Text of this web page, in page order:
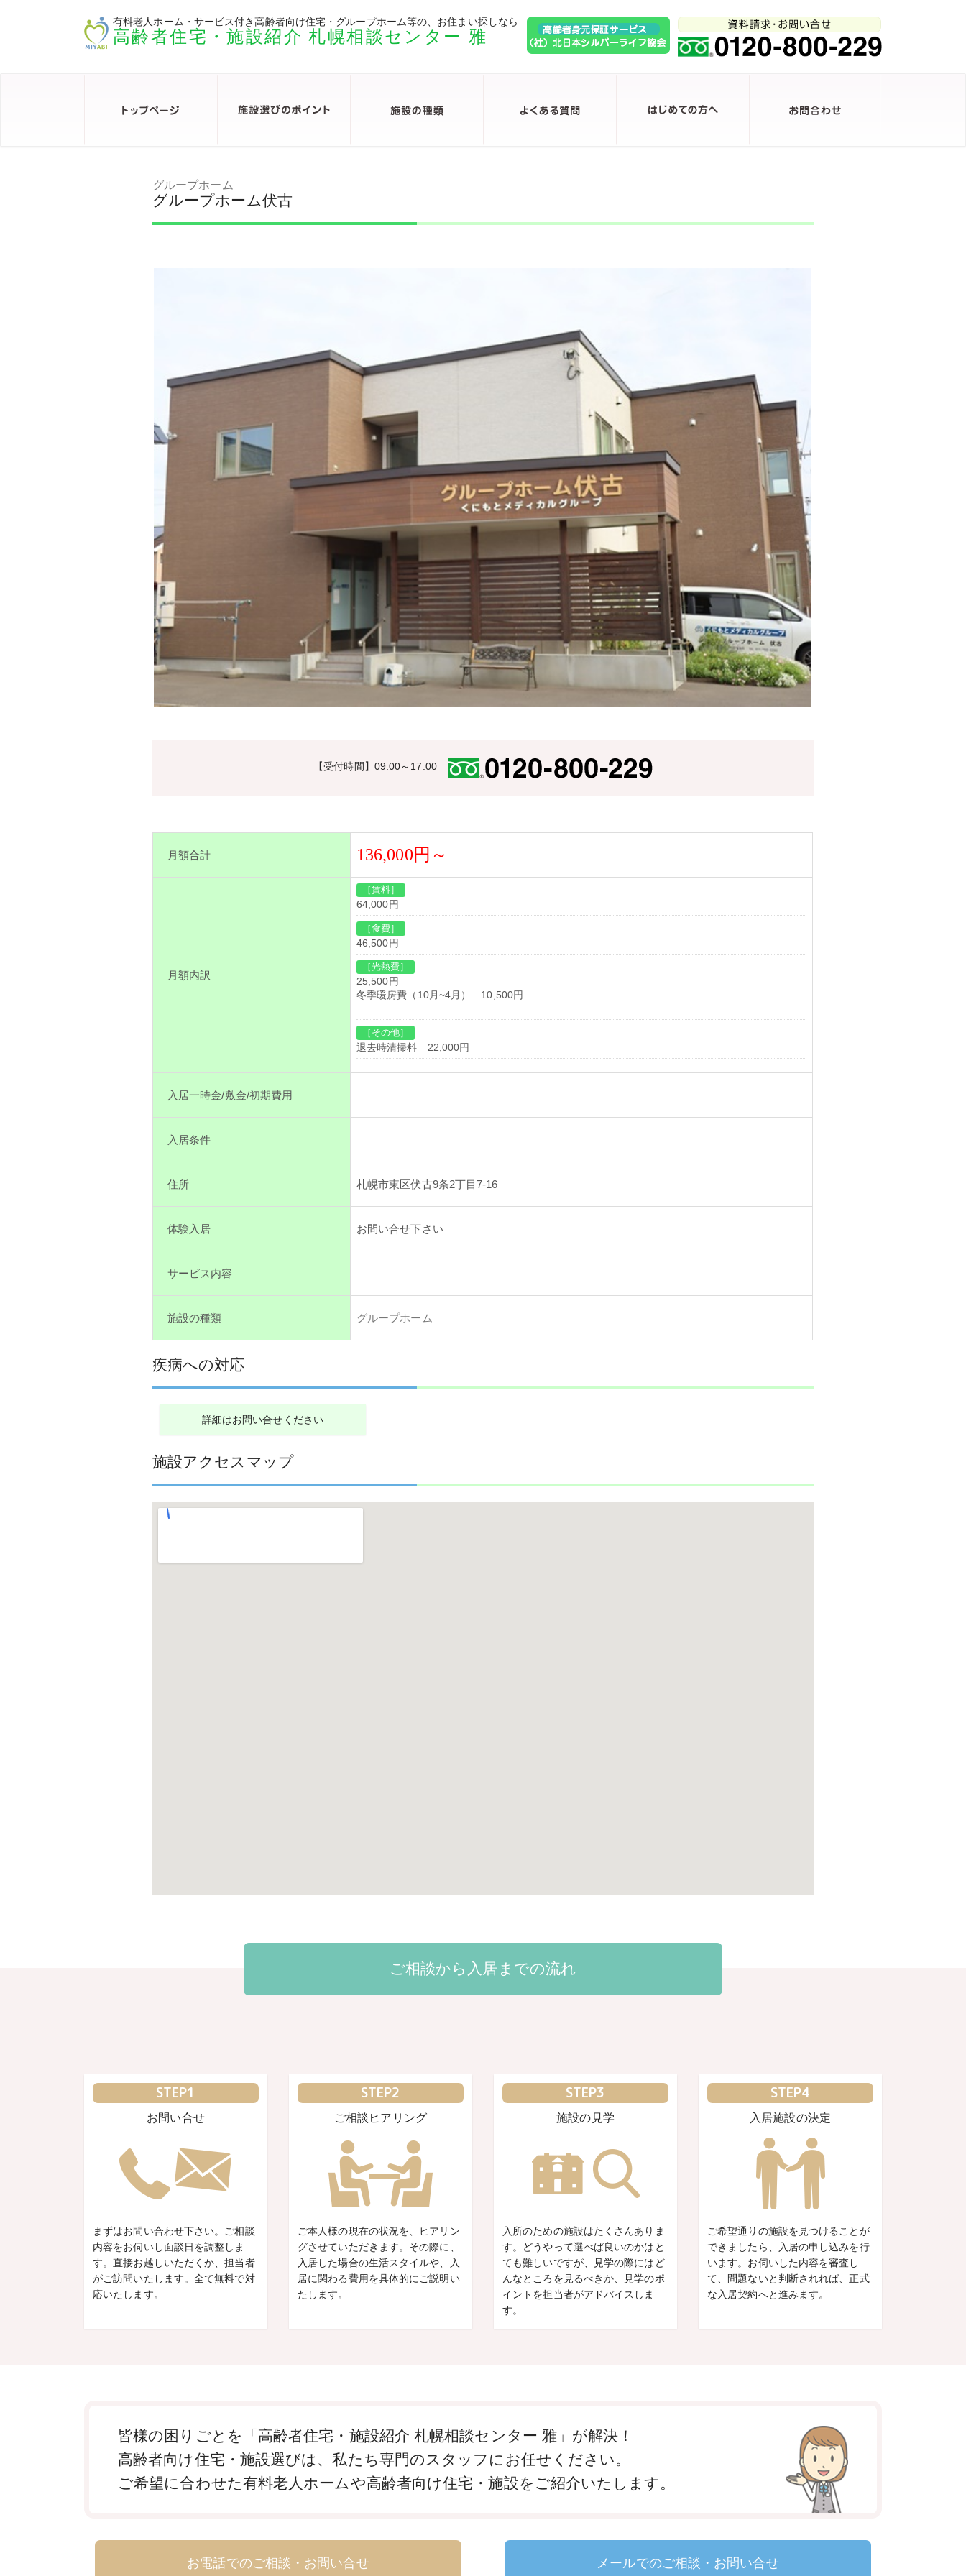
有料老人ホーム・サービス付き高齢者向け住宅・グループホーム等の、お住まい探しなら
高齢者住宅・施設紹介 札幌相談センター 雅
グループホーム
グループホーム伏古
【受付時間】09:00～17:00
月額合計 136,000円～
月額内訳
［賃料］
64,000円
［食費］
46,500円
［光熱費］
25,500円
冬季暖房費（10月~4月） 10,500円
［その他］
退去時清掃料 22,000円
入居一時金/敷金/初期費用
入居条件
住所 札幌市東区伏古9条2丁目7-16
体験入居 お問い合せ下さい
サービス内容
施設の種類 グループホーム
疾病への対応
詳細はお問い合せください
施設アクセスマップ
ご相談から入居までの流れ
STEP1
お問い合せ
まずはお問い合わせ下さい。ご相談
内容をお伺いし面談日を調整しま
す。直接お越しいただくか、担当者
がご訪問いたします。全て無料で対
応いたします。
STEP2
ご相談ヒアリング
ご本人様の現在の状況を、ヒアリン
グさせていただきます。その際に、
入居した場合の生活スタイルや、入
居に関わる費用を具体的にご説明い
たします。
STEP3
施設の見学
入所のための施設はたくさんありま
す。どうやって選べば良いのかはと
ても難しいですが、見学の際にはど
んなところを見るべきか、見学のポ
イントを担当者がアドバイスしま
す。
STEP4
入居施設の決定
ご希望通りの施設を見つけることが
できましたら、入居の申し込みを行
います。お伺いした内容を審査し
て、問題ないと判断されれば、正式
な入居契約へと進みます。
皆様の困りごとを「高齢者住宅・施設紹介 札幌相談センター 雅」が解決！
高齢者向け住宅・施設選びは、私たち専門のスタッフにお任せください。
ご希望に合わせた有料老人ホームや高齢者向け住宅・施設をご紹介いたします。
お電話でのご相談・お問い合せ メールでのご相談・お問い合せ